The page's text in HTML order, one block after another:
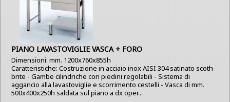
PIANO LAVASTOVIGLIE VASCA + FORO
Dimensioni: mm. 1200x760x855h
Caratteristiche: Costruzione in acciaio inox AISI 304 satinato scoth-
brite - Gambe cilindriche con piedini regolabili - Sistema di
aggancio alla lavastoviglie e scorrimento cestelli - Vasca di mm.
500x400x250h saldata sul piano a dx oper...